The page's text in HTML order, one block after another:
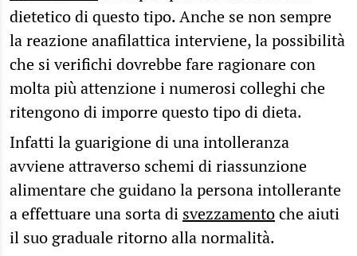
dietetico di questo tipo. Anche se non sempre
la reazione anafilattica interviene, la possibilità
che si verifichi dovrebbe fare ragionare con
molta più attenzione i numerosi colleghi che
ritengono di imporre questo tipo di dieta.
Infatti la guarigione di una intolleranza
avviene attraverso schemi di riassunzione
alimentare che guidano la persona intollerante
a effettuare una sorta di svezzamentoche aiuti
il suo graduale ritorno alla normalità.